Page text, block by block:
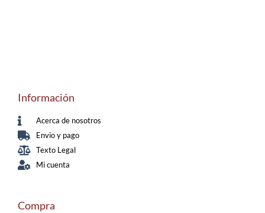
Información
Acerca de nosotros
Envio y pago
Texto Legal
Mi cuenta
Compra